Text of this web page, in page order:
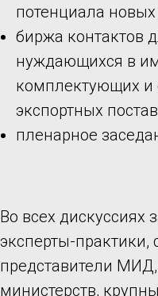
потенциала
биржа контактов
нуждающихся в
комплектующих и
экспортных
пленарное
Во всех
эксперты-
представители
министерств,